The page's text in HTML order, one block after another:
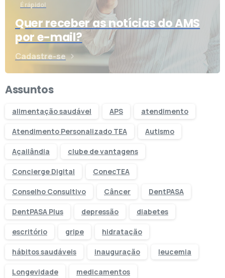
É rápido!
Quer receber as notícias do AMS
por e-mail?
Cadastre-se
Assuntos
alimentação saudável APS atendimento
Atendimento Personalizado TEA Autismo
Açailândia clube de vantagens
Concierge Digital ConecTEA
Conselho Consultivo Câncer DentPASA
DentPASA Plus depressão diabetes
escritório gripe hidratação
hábitos saudáveis inauguração leucemia
Longevidade medicamentos